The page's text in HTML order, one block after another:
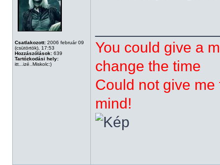
Csatlakozott: 2006 február 09
(csütörtök), 17:53
Hozzászólások: 639
Tartózkodási hely:
itt...izé..Miskolc:)
You could give a
change the time
Could not give
mind!